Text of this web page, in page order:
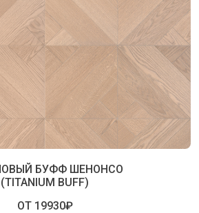
БУФФ ШЕНОНСО
(TITANIUM BUFF)
ОТ 19930₽